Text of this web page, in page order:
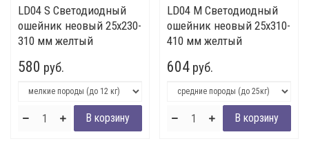
LD04 S Светодиодный
ошейник неовый 25x230-
310 мм желтый
580 руб.
LD04 M Светодиодный
ошейник неовый 25x310-
410 мм желтый
604 руб.